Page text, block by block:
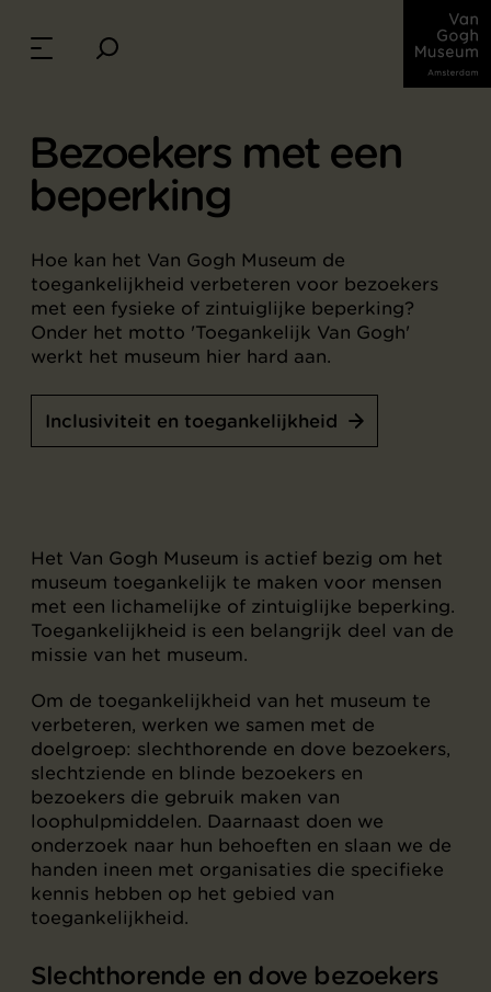
Bezoekers met een
beperking
Hoe kan het Van Gogh Museum de
toegankelijkheid verbeteren voor bezoekers
met een fysieke of zintuiglijke beperking?
Onder het motto 'Toegankelijk Van Gogh'
werkt het museum hier hard aan.
Inclusiviteit en toegankelijkheid
Het Van Gogh Museum is actief bezig om het
museum toegankelijk te maken voor mensen
met een lichamelijke of zintuiglijke beperking.
Toegankelijkheid is een belangrijk deel van de
missie van het museum.
Om de toegankelijkheid van het museum te
verbeteren, werken we samen met de
doelgroep: slechthorende en dove bezoekers,
slechtziende en blinde bezoekers en
bezoekers die gebruik maken van
loophulpmiddelen. Daarnaast doen we
onderzoek naar hun behoeften en slaan we de
handen ineen met organisaties die specifieke
kennis hebben op het gebied van
toegankelijkheid.
Slechthorende en dove bezoekers